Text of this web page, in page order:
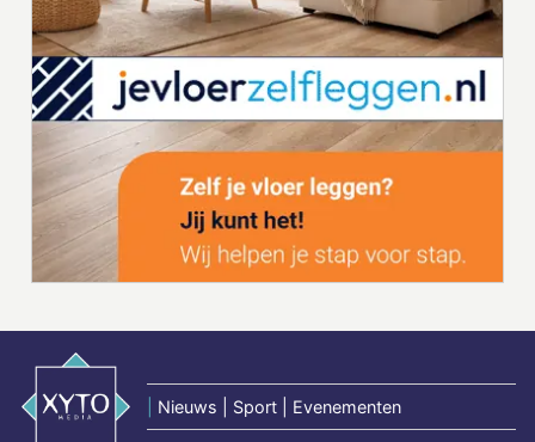
Nieuws | Sport | Evenementen